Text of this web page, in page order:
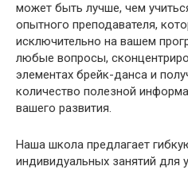
может быть лучше, чем
опытного преподавателя,
исключительно на вашем
любые вопросы,
элементах брейк-данса и
количество полезной
вашего развития.
Наша школа предлагает
индивидуальных занятий для